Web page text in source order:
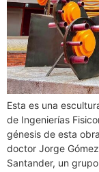
Esta es una
de Ingenierías
génesis de esta
doctor Jorge
Santander, un